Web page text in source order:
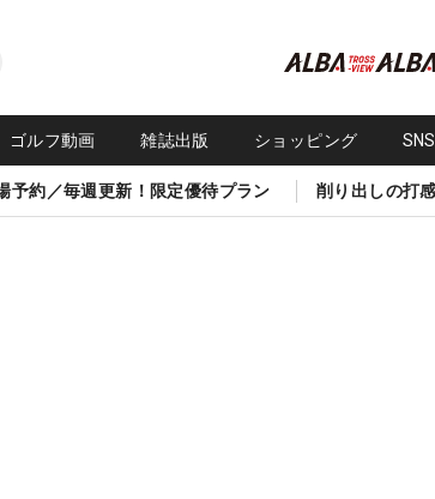
ゴルフ動画 雑誌出版 ショッピング
予約／毎週更新！限定優待プラン 削り出しの打